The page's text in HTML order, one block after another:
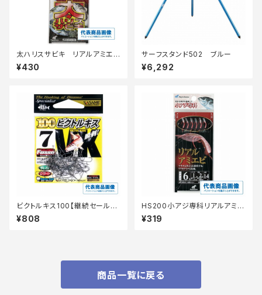
太ハリスサビキ リアルアミエ
ビ 3-2.5
¥430
サーフスタンド502 ブルー
¥6,292
ビクトルキス100【継続セール_
仕掛】
¥808
HS200小アジ専科リアルアミエ
ビ3号 【継続セール_仕掛】
¥319
商品一覧に戻る